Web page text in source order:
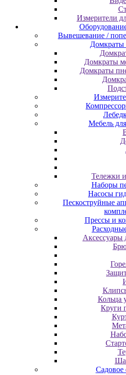
Измepитeли
Вывешевание /
Домкраты
Домкраты
Домкраты
Мебель
Тележки
Наборы
Насосы
Пескоструйные
Прессы и
Аксессуары
Кольца
Круги
Садовое